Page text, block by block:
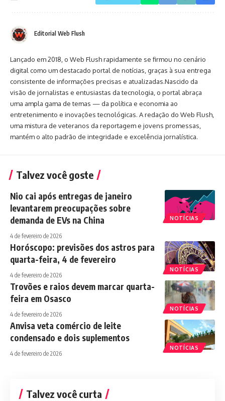
Editorial Web Flush
Lançado em 2018, o Web Flush rapidamente se firmou no cenário
digital como um destacado portal de notícias, graças à sua entrega
consistente de informações precisas e atualizadas.Nascido da
visão de jornalistas e entusiastas da tecnologia, o portal abraça
uma ampla gama de temas — da política e economia ao
entretenimento e inovações tecnológicas. A redação do Web Flush,
uma mistura de veteranos da reportagem e jovens promessas,
mantém o alto padrão de integridade e excelência jornalística.
Talvez você goste
NOTÍCIAS
Nio cai após entregas de janeiro
levantarem preocupações sobre
demanda de EVs na China
4 de fevereiro de 2026
NOTÍCIAS
Horóscopo: previsões dos astros para
quarta-feira, 4 de fevereiro
4 de fevereiro de 2026
NOTÍCIAS
Trovões e raios devem marcar quarta-
feira em Osasco
4 de fevereiro de 2026
NOTÍCIAS
Anvisa veta comércio de leite
condensado e dois suplementos
4 de fevereiro de 2026
Talvez você curta